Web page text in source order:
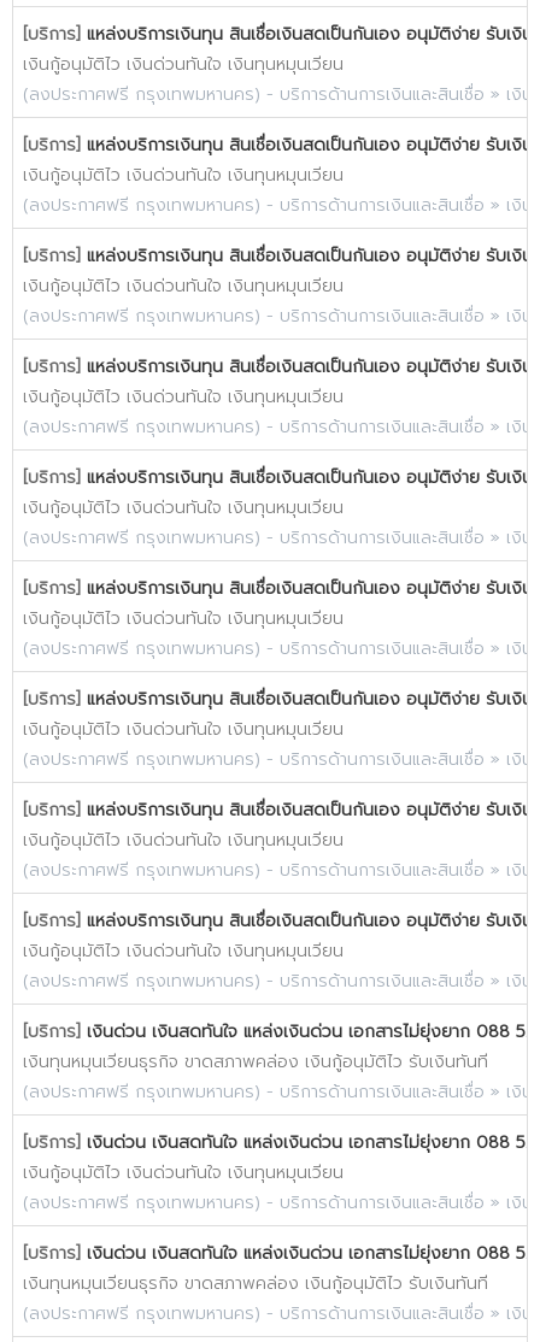
[บริการ] แหล่งบริการเงินทุน สินเชื่อเงินสดเป็นกันเอง อนุมัติง่าย รับเงิน
เงินกู้อนุมัติไว เงินด่วนทันใจ เงินทุนหมุนเวียน
(ลงประกาศฟรี กรุงเทพมหานคร) - บริการด้านการเงินและสินเชื่อ » เงิ
[บริการ] แหล่งบริการเงินทุน สินเชื่อเงินสดเป็นกันเอง อนุมัติง่าย รับเงิน
เงินกู้อนุมัติไว เงินด่วนทันใจ เงินทุนหมุนเวียน
(ลงประกาศฟรี กรุงเทพมหานคร) - บริการด้านการเงินและสินเชื่อ » เงิ
[บริการ] แหล่งบริการเงินทุน สินเชื่อเงินสดเป็นกันเอง อนุมัติง่าย รับเงิน
เงินกู้อนุมัติไว เงินด่วนทันใจ เงินทุนหมุนเวียน
(ลงประกาศฟรี กรุงเทพมหานคร) - บริการด้านการเงินและสินเชื่อ » เงิ
[บริการ] แหล่งบริการเงินทุน สินเชื่อเงินสดเป็นกันเอง อนุมัติง่าย รับเงิน
เงินกู้อนุมัติไว เงินด่วนทันใจ เงินทุนหมุนเวียน
(ลงประกาศฟรี กรุงเทพมหานคร) - บริการด้านการเงินและสินเชื่อ » เงิ
[บริการ] แหล่งบริการเงินทุน สินเชื่อเงินสดเป็นกันเอง อนุมัติง่าย รับเงิน
เงินกู้อนุมัติไว เงินด่วนทันใจ เงินทุนหมุนเวียน
(ลงประกาศฟรี กรุงเทพมหานคร) - บริการด้านการเงินและสินเชื่อ » เงิ
[บริการ] แหล่งบริการเงินทุน สินเชื่อเงินสดเป็นกันเอง อนุมัติง่าย รับเงิน
เงินกู้อนุมัติไว เงินด่วนทันใจ เงินทุนหมุนเวียน
(ลงประกาศฟรี กรุงเทพมหานคร) - บริการด้านการเงินและสินเชื่อ » เงิ
[บริการ] แหล่งบริการเงินทุน สินเชื่อเงินสดเป็นกันเอง อนุมัติง่าย รับเงิน
เงินกู้อนุมัติไว เงินด่วนทันใจ เงินทุนหมุนเวียน
(ลงประกาศฟรี กรุงเทพมหานคร) - บริการด้านการเงินและสินเชื่อ » เงิ
[บริการ] แหล่งบริการเงินทุน สินเชื่อเงินสดเป็นกันเอง อนุมัติง่าย รับเงิน
เงินกู้อนุมัติไว เงินด่วนทันใจ เงินทุนหมุนเวียน
(ลงประกาศฟรี กรุงเทพมหานคร) - บริการด้านการเงินและสินเชื่อ » เงิ
[บริการ] แหล่งบริการเงินทุน สินเชื่อเงินสดเป็นกันเอง อนุมัติง่าย รับเงิน
เงินกู้อนุมัติไว เงินด่วนทันใจ เงินทุนหมุนเวียน
(ลงประกาศฟรี กรุงเทพมหานคร) - บริการด้านการเงินและสินเชื่อ » เงิ
[บริการ] เงินด่วน เงินสดทันใจ แหล่งเงินด่วน เอกสารไม่ยุ่งยาก 088
เงินทุนหมุนเวียนธุรกิจ ขาดสภาพคล่อง เงินกู้อนุมัติไว รับเงินทันที
(ลงประกาศฟรี กรุงเทพมหานคร) - บริการด้านการเงินและสินเชื่อ » เงิ
[บริการ] เงินด่วน เงินสดทันใจ แหล่งเงินด่วน เอกสารไม่ยุ่งยาก 088
เงินกู้อนุมัติไว เงินด่วนทันใจ เงินทุนหมุนเวียน
(ลงประกาศฟรี กรุงเทพมหานคร) - บริการด้านการเงินและสินเชื่อ » เงิ
[บริการ] เงินด่วน เงินสดทันใจ แหล่งเงินด่วน เอกสารไม่ยุ่งยาก 088
เงินทุนหมุนเวียนธุรกิจ ขาดสภาพคล่อง เงินกู้อนุมัติไว รับเงินทันที
(ลงประกาศฟรี กรุงเทพมหานคร) - บริการด้านการเงินและสินเชื่อ » เงิ